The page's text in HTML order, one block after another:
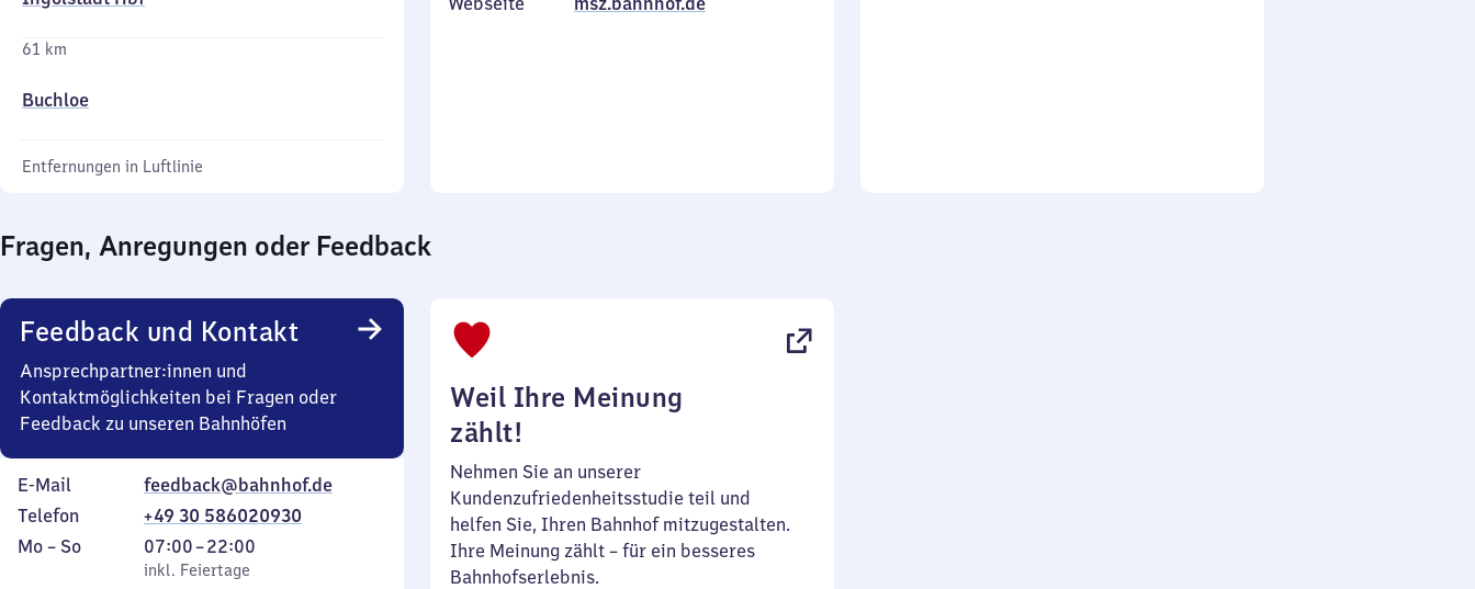
61 km
Buchloe
Entfernungen in Luftlinie
Fragen, Anregungen oder Feedback
Feedback und Kontakt
Ansprechpartner:innen und
Kontaktmöglichkeiten bei Fragen oder
Feedback zu unseren Bahnhöfen
E-Mail
feedback@bahnhof.de
Telefon
+49 30 586020930
Montag
Mo – So,
inkl. Feiertage
07:00–22:00
Von
7
inkl. Feiertage
Weil Ihre Meinung
zählt!
Nehmen Sie an unserer
Kundenzufriedenheitsstudie teil und
helfen Sie, Ihren Bahnhof mitzugestalten.
Ihre Meinung zählt – für ein besseres
Bahnhofserlebnis.